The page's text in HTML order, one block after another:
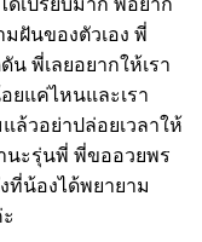
ด้เปรียบมาก พี่อยาก
ฝันของตัวเอง พี่
พี่เลยอยากให้เรา
ยแค่ไหนและเรา
วอย่าปล่อยเวลาให้
นะรุ่นพี่ พี่ขออวยพร
ที่น้องได้พยายาม